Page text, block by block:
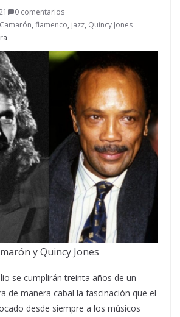
0 comentarios
Camarón, flamenco, jazz, Quincy Jones
y Quincy Jones
se cumplirán treinta años de un
de manera cabal la fascinación que el
desde siempre a los músicos